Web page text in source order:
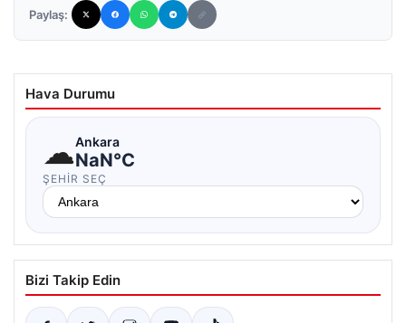
Paylaş:
Hava Durumu
☁Ankara
NaN°C
ŞEHIR SEÇ
Bizi Takip Edin